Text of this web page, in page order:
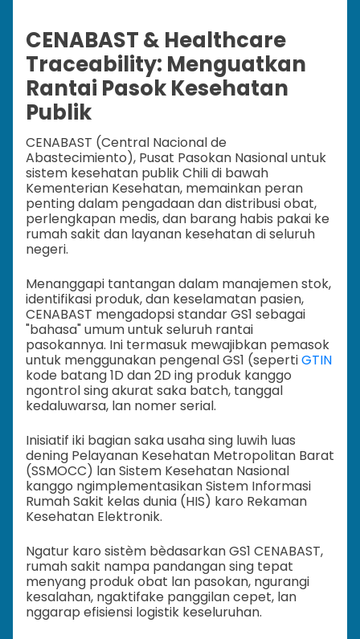
CENABAST & Healthcare
Traceability: Menguatkan
Rantai Pasok Kesehatan
Publik
CENABAST (Central Nacional de
Abastecimiento), Pusat Pasokan Nasional untuk
sistem kesehatan publik Chili di bawah
Kementerian Kesehatan, memainkan peran
penting dalam pengadaan dan distribusi obat,
perlengkapan medis, dan barang habis pakai ke
rumah sakit dan layanan kesehatan di seluruh
negeri.
Menanggapi tantangan dalam manajemen stok,
identifikasi produk, dan keselamatan pasien,
CENABAST mengadopsi standar GS1 sebagai
"bahasa" umum untuk seluruh rantai
pasokannya. Ini termasuk mewajibkan pemasok
untuk menggunakan pengenal GS1 (sepertiGTIN
kode batang 1D dan 2D ing produk kanggo
ngontrol sing akurat saka batch, tanggal
kedaluwarsa, lan nomer serial.
Inisiatif iki bagian saka usaha sing luwih luas
dening Pelayanan Kesehatan Metropolitan Barat
(SSMOCC) lan Sistem Kesehatan Nasional
kanggo ngimplementasikan Sistem Informasi
Rumah Sakit kelas dunia (HIS) karo Rekaman
Kesehatan Elektronik.
Ngatur karo sistèm bèdasarkan GS1 CENABAST,
rumah sakit nampa pandangan sing tepat
menyang produk obat lan pasokan, ngurangi
kesalahan, ngaktifake panggilan cepet, lan
nggarap efisiensi logistik keseluruhan.